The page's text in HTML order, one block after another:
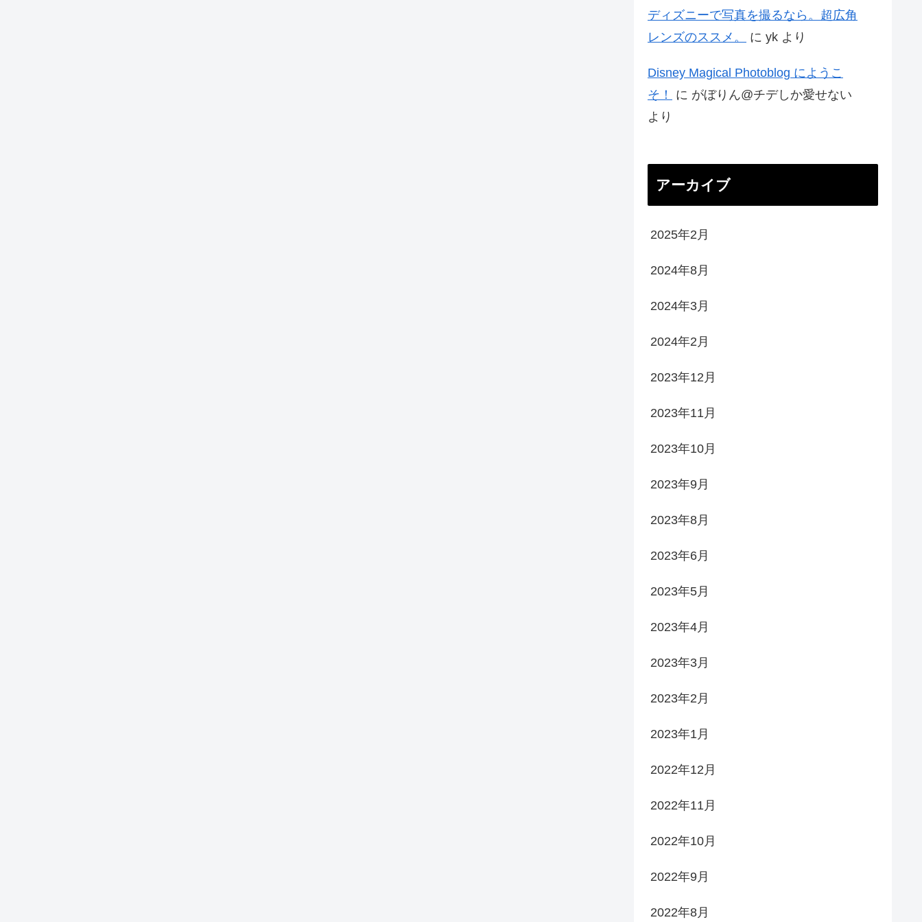
ディズニーで写真を撮るなら。超広角
レンズのススメ。
に yk より
Disney Magical Photoblog にようこ
そ！
に がぼりん@チデしか愛せない
より
アーカイブ
2025年2月
2024年8月
2024年3月
2024年2月
2023年12月
2023年11月
2023年10月
2023年9月
2023年8月
2023年6月
2023年5月
2023年4月
2023年3月
2023年2月
2023年1月
2022年12月
2022年11月
2022年10月
2022年9月
2022年8月